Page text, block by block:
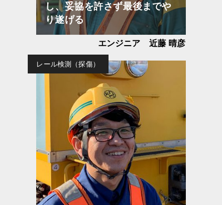
し、妥協を許さず最後までや
り遂げる
エンジニア 近藤 晴彦
レール検測（探傷）